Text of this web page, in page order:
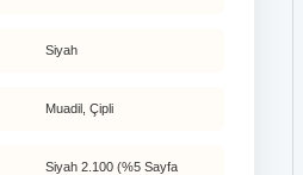
Siyah
Muadil, Çipli
Siyah 2.100 (%5 Sayfa